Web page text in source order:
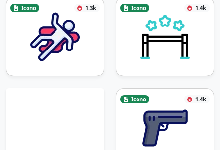
Icono 1.3k Icono 1.4k
Icono 1.4k